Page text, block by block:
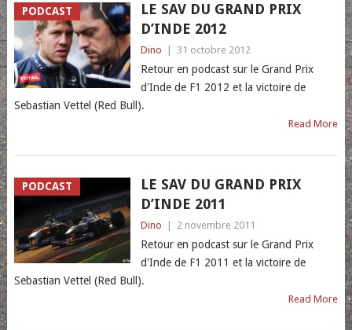
PODCAST
LE SAV DU GRAND PRIX
D’INDE 2012
Dino 31 octobre 2012
Retour en podcast sur le Grand Prix
d'Inde de F1 2012 et la victoire de
Sebastian Vettel (Red Bull).
Read More
PODCAST
LE SAV DU GRAND PRIX
D’INDE 2011
Dino 2 novembre 2011
Retour en podcast sur le Grand Prix
d'Inde de F1 2011 et la victoire de
Sebastian Vettel (Red Bull).
Read More